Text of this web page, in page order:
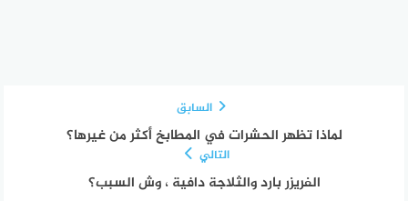
السابق
لماذا تظهر الحشرات في المطابخ أكثر من غيرها؟
التالي
الفريزر بارد والثلاجة دافية ، وش السبب؟